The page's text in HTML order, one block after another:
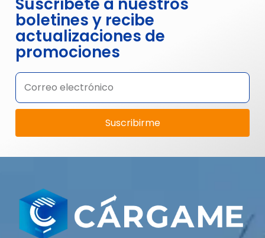
Suscríbete a nuestros
boletines y recibe
actualizaciones de
promociones
Suscribirme